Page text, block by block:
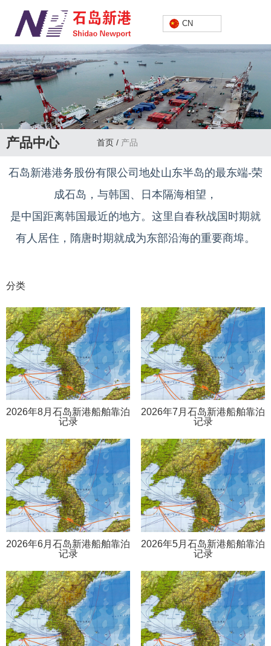
中文
CN
产品中心 首页 / 产品
石岛新港港务股份有限公司地处山东半岛的最东端-荣
成石岛，与韩国、日本隔海相望，
是中国距离韩国最近的地方。这里自春秋战国时期就
有人居住，隋唐时期就成为东部沿海的重要商埠。
分类
2026年8月石岛新港船舶靠泊
记录
2026年7月石岛新港船舶靠泊
记录
2026年6月石岛新港船舶靠泊
记录
2026年5月石岛新港船舶靠泊
记录